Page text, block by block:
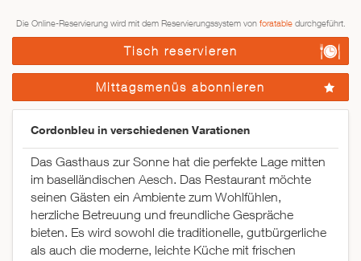
Die Online-Reservierung wird mit dem Reservierungssystem von foratabledurchgeführt.
Tisch reservieren
Mittagsmenüs abonnieren
Cordonbleu in verschiedenen Varationen
Das Gasthaus zur Sonne hat die perfekte Lage mitten
im baselländischen Aesch. Das Restaurant möchte
seinen Gästen ein Ambiente zum Wohlfühlen,
herzliche Betreuung und freundliche Gespräche
bieten. Es wird sowohl die traditionelle, gutbürgerliche
als auch die moderne, leichte Küche mit frischen